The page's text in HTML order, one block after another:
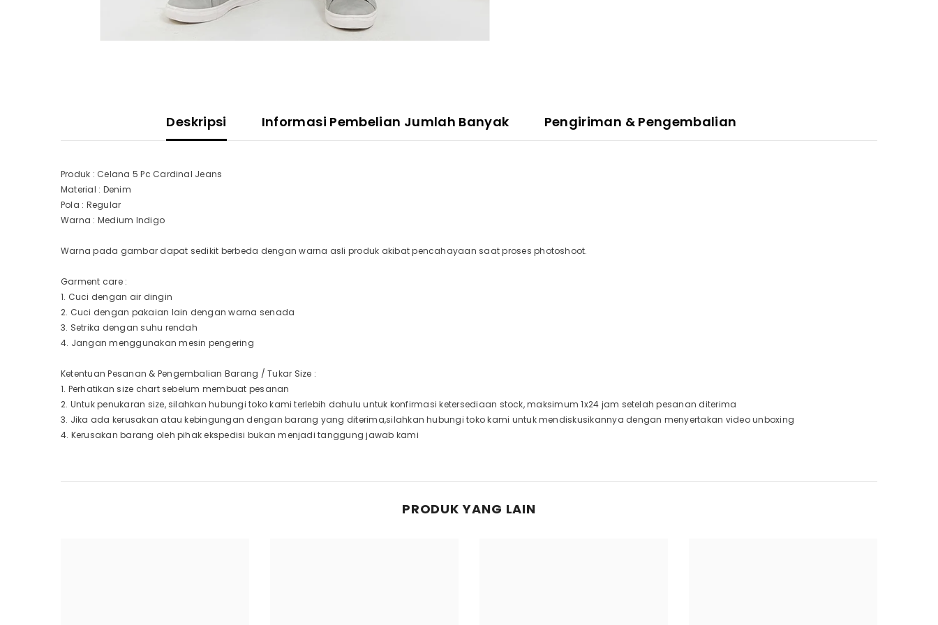
Deskripsi Informasi Pembelian Jumlah Banyak Pengiriman & Pengembalian
Produk : Celana 5 Pc Cardinal Jeans
Material : Denim
Pola : Regular
Warna : Medium Indigo
Warna pada gambar dapat sedikit berbeda dengan warna asli produk akibat pencahayaan saat proses photoshoot.
Garment care :
1. Cuci dengan air dingin
2. Cuci dengan pakaian lain dengan warna senada
3. Setrika dengan suhu rendah
4. Jangan menggunakan mesin pengering
Ketentuan Pesanan & Pengembalian Barang / Tukar Size :
1. Perhatikan size chart sebelum membuat pesanan
2. Untuk penukaran size, silahkan hubungi toko kami terlebih dahulu untuk konfirmasi ketersediaan stock, maksimum 1x24 jam setelah pesanan diterima
3. Jika ada kerusakan atau kebingungan dengan barang yang diterima,silahkan hubungi toko kami untuk mendiskusikannya dengan menyertakan video unboxing
4. Kerusakan barang oleh pihak ekspedisi bukan menjadi tanggung jawab kami
PRODUK YANG LAIN